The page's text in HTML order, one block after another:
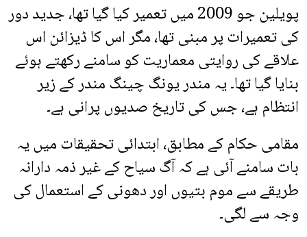
پویلین جو 2009 میں تعمیر کیا گیا تھا، جدید دور
کی تعمیرات پر مبنی تھا، مگر اس کا ڈیزائن اس
علاقے کی روایتی معماریت کو سامنے رکھتے ہوئے
بنایا گیا تھا۔ یہ مندر یونگ چینگ مندر کے زیر
انتظام ہے، جس کی تاریخ صدیوں پرانی ہے۔
مقامی حکام کے مطابق، ابتدائی تحقیقات میں یہ
بات سامنے آئی ہے کہ آگ سیاح کے غیر ذمہ دارانہ
طریقے سے موم بتیوں اور دھونی کے استعمال کی
وجہ سے لگی۔